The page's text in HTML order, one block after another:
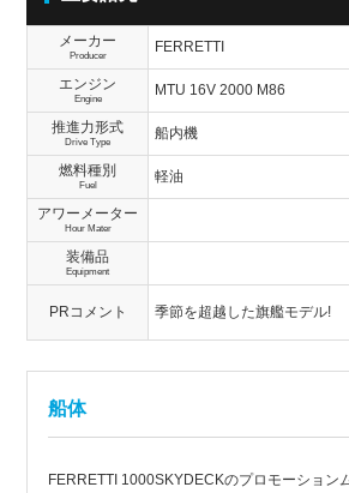
メーカー
Producer
FERRETTI
エンジン
Engine
MTU 16V 2000 M86
推進力形式
Drive Type
船内機
燃料種別
Fuel
軽油
アワーメーター
Hour Mater
装備品
Equipment
PRコメント 季節を超越した旗艦モデル!
船体
FERRETTI 1000SKYDECKのプロモーション